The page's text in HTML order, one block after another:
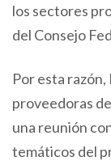
los sectores
del Consejo
Por esta
proveedoras
una reunión
temáticos del